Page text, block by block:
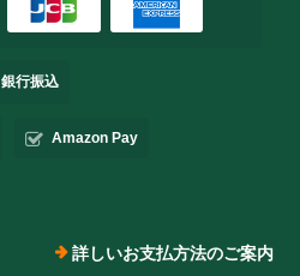
銀行振込
Amazon Pay
詳しいお支払方法のご案内